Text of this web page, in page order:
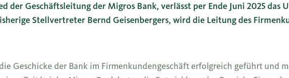
der Geschäftsleitung der Migros Bank, verlässt per Ende Juni 2025 das
Stellvertreter Bernd Geisenbergers, wird die Leitung des
Geschicke der Bank im Firmenkundengeschäft erfolgreich geführt und